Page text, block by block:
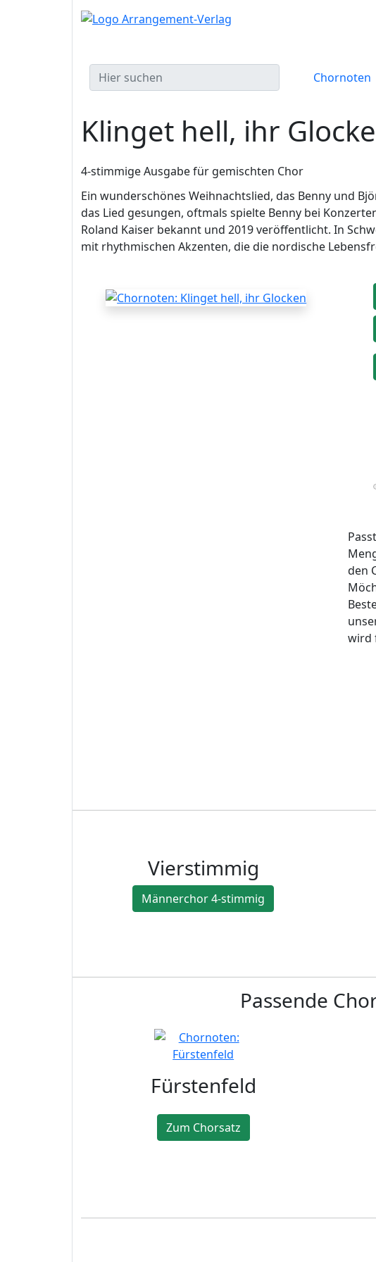
Chornoten
Klinget hell, ihr
4-stimmige Ausgabe für gemischten Chor
Ein wunderschönes Weihnachtslied, das Benny und
das Lied gesungen, oftmals spielte Benny bei
Roland Kaiser bekannt und 2019 veröffentlicht. In
mit rhythmischen Akzenten, die die nordische
den
wird
Vierstimmig
Männerchor 4-stimmig
Passende
Fürstenfeld
Zum Chorsatz